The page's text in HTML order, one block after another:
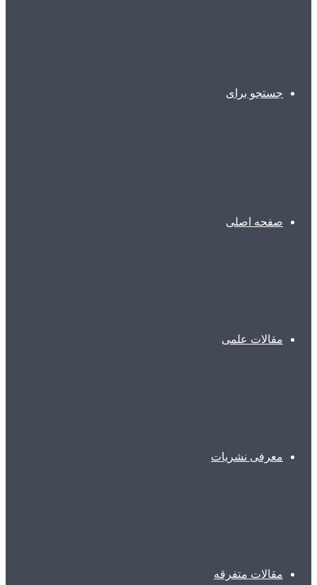
جستجو برای
صفحه اصلی
مقالات علمی
معرفی نشریات
مقالات متفرقه